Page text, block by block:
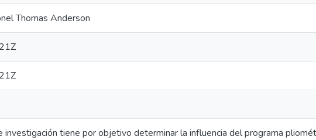
Thomas Anderson
tiene por objetivo determinar la influencia del programa